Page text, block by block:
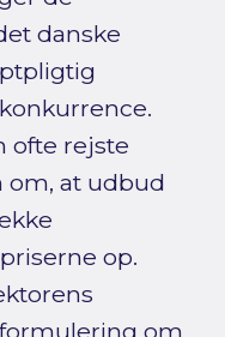
danske
ofte rejste
at udbud
op.
om